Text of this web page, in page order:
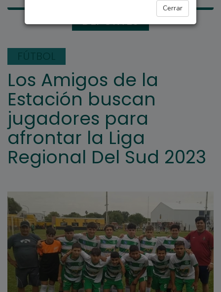
Cerrar
DEPORTES
Los Amigos de la
Estación buscan
jugadores para
afrontar la Liga
Regional Del Sud 2023